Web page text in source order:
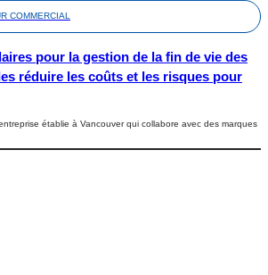
COMMERCIAL
pour la gestion de la fin de vie des
réduire les coûts et les risques pour
établie à Vancouver qui collabore avec des marques